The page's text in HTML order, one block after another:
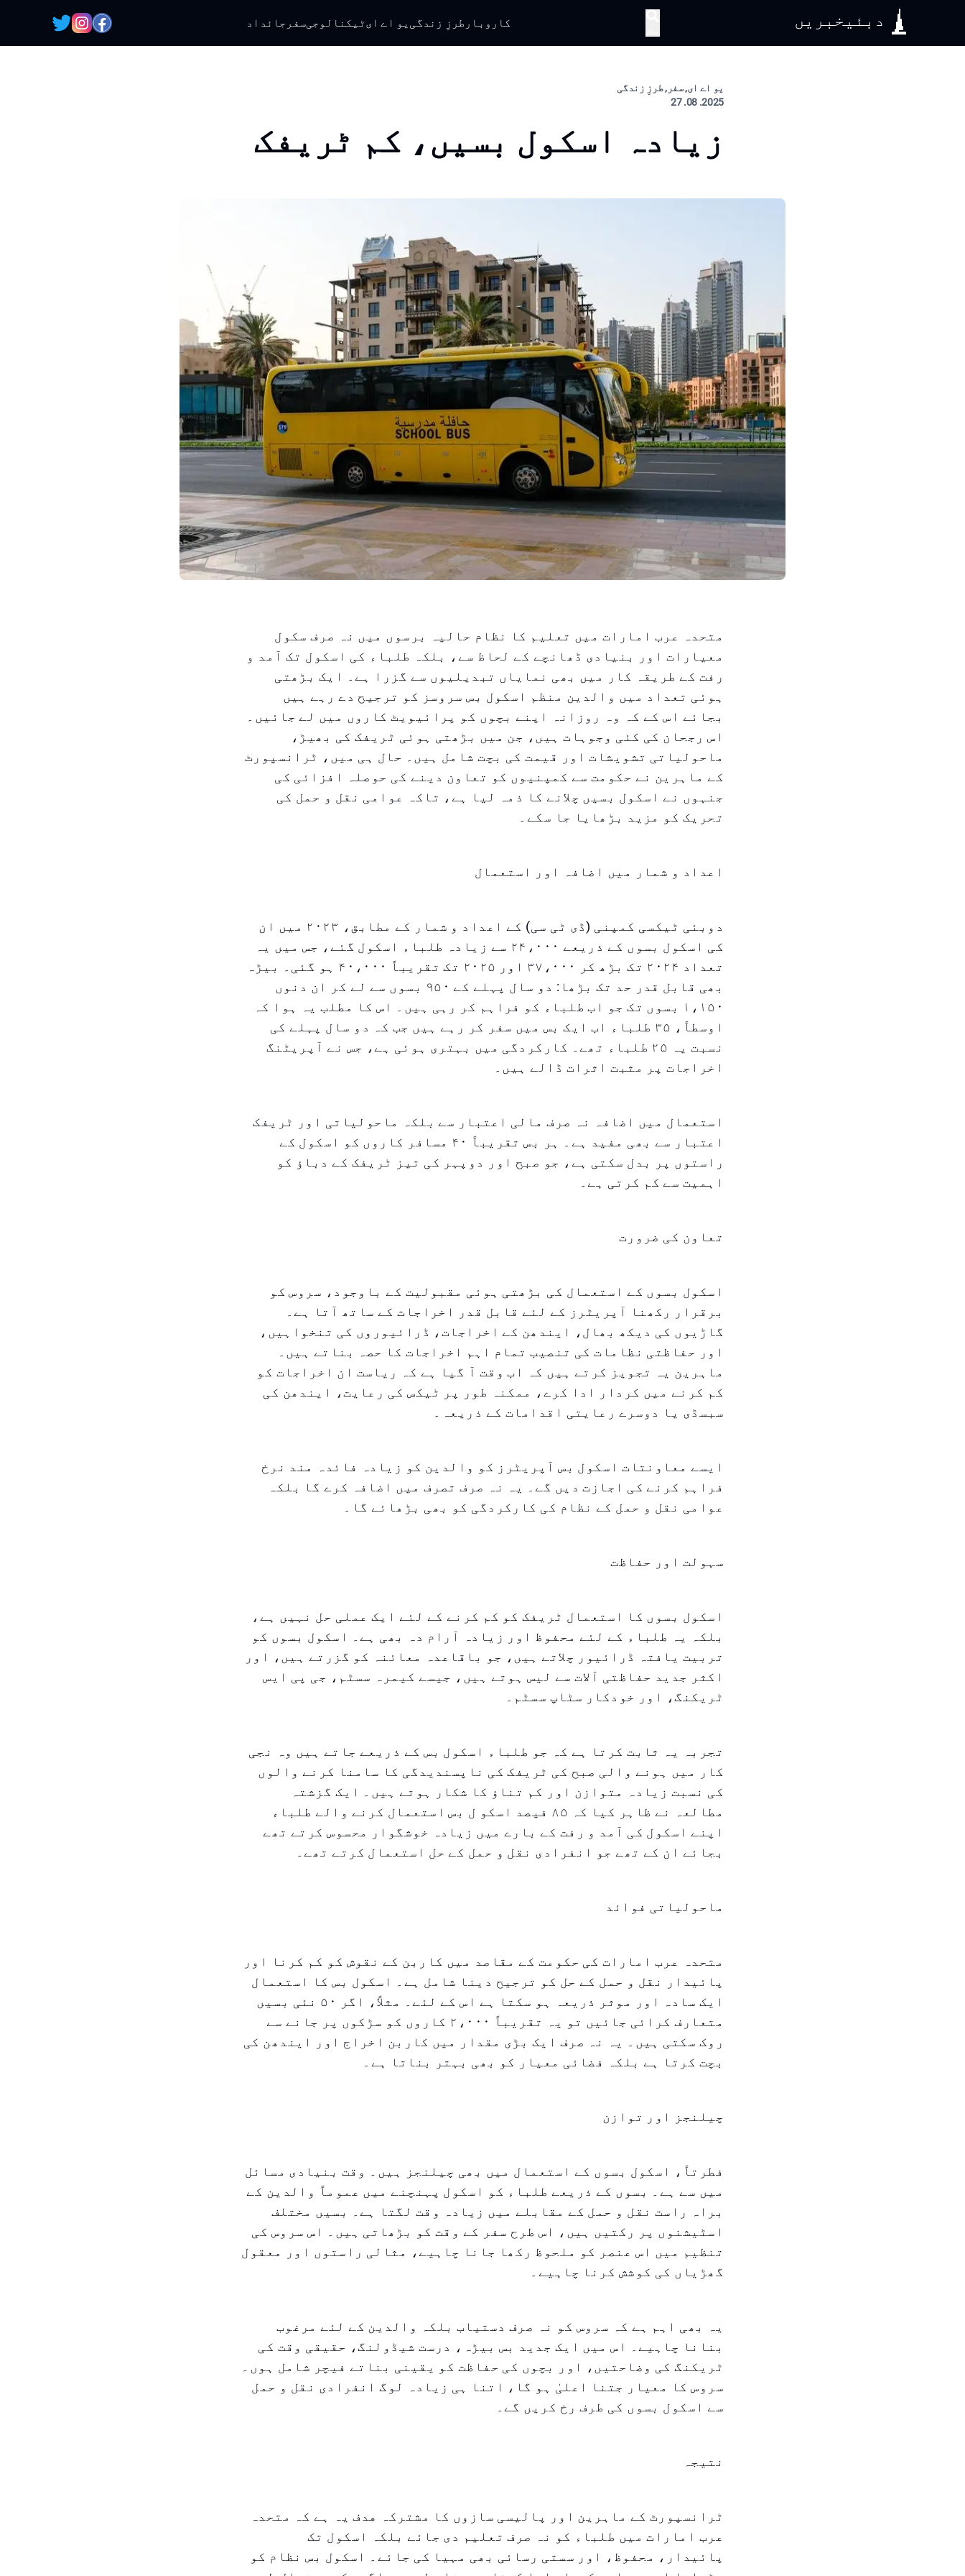
دبئیخبریں کاروبار طرزِ زندگی یو اے ایٹیکنالوجیسفر جائداد
یو اے ای, سفر, طرزِ زندگی
2025. 08. 27
زیادہ اسکول بسیں، کم ٹریفک
متحدہ عرب امارات میں تعلیم کا نظام حالیہ برسوں میں نہ صرف سکول
معیارات اور بنیادی ڈھانچے کے لحاظ سے، بلکہ طلباء کی اسکول تک آمد و
رفت کے طریقہ کار میں بھی نمایاں تبدیلیوں سے گزرا ہے۔ ایک بڑھتی
ہوئی تعداد میں والدین منظم اسکول بس سروسز کو ترجیح دے رہے ہیں
بجائے اس کے کہ وہ روزانہ اپنے بچوں کو پرائیویٹ کاروں میں لے جائیں۔
اس رجحان کی کئی وجوہات ہیں، جن میں بڑھتی ہوئی ٹریفک کی بھیڑ،
ماحولیاتی تشویشات اور قیمت کی بچت شامل ہیں۔ حال ہی میں، ٹرانسپورٹ
کے ماہرین نے حکومت سے کمپنیوں کو تعاون دینے کی حوصلہ افزائی کی
جنہوں نے اسکول بسیں چلانے کا ذمہ لیا ہے، تاکہ عوامی نقل و حمل کی
تحریک کو مزید بڑھایا جا سکے۔
اعداد و شمار میں اضافہ اور استعمال
دوبئی ٹیکسی کمپنی (ڈی ٹی سی) کے اعداد و شمار کے مطابق، ۲۰۲۳ میں ان
کی اسکول بسوں کے ذریعے ۲۴،۰۰۰ سے زیادہ طلباء اسکول گئے، جس میں یہ
تعداد ۲۰۲۴ تک بڑھ کر ۳۷،۰۰۰ اور ۲۰۲۵ تک تقریباً ۴۰،۰۰۰ ہو گئی۔ بیڑہ
بھی قابل قدر حد تک بڑھا: دو سال پہلے کے ۹۵۰ بسوں سے لے کر ان دنوں
۱،۱۵۰ بسوں تک جو اب طلباء کو فراہم کر رہی ہیں۔ اس کا مطلب یہ ہوا کہ
اوسطاً، ۳۵ طلباء اب ایک بس میں سفر کر رہے ہیں جب کہ دو سال پہلے کی
نسبت یہ ۲۵ طلباء تھے۔ کارکردگی میں بہتری ہوئی ہے، جس نے آپریٹنگ
اخراجات پر مثبت اثرات ڈالے ہیں۔
استعمال میں اضافہ نہ صرف مالی اعتبار سے بلکہ ماحولیاتی اور ٹریفک
اعتبار سے بھی مفید ہے۔ ہر بس تقریباً ۴۰ مسافر کاروں کو اسکول کے
راستوں پر بدل سکتی ہے، جو صبح اور دوپہر کی تیز ٹریفک کے دباؤ کو
اہمیت سے کم کرتی ہے۔
تعاون کی ضرورت
اسکول بسوں کے استعمال کی بڑھتی ہوئی مقبولیت کے باوجود، سروس کو
برقرار رکھنا آپریٹرز کے لئے قابل قدر اخراجات کے ساتھ آتا ہے۔
گاڑیوں کی دیکھ بھال، ایندھن کے اخراجات، ڈرائیوروں کی تنخواہیں،
اور حفاظتی نظامات کی تنصیب تمام اہم اخراجات کا حصہ بناتے ہیں۔
ماہرین یہ تجویز کرتے ہیں کہ اب وقت آ گیا ہے کہ ریاست ان اخراجات کو
کم کرنے میں کردار ادا کرے، ممکنہ طور پر ٹیکس کی رعایت، ایندھن کی
سبسڈی یا دوسرے رعایتی اقدامات کے ذریعہ۔
ایسے معاونتات اسکول بس آپریٹرز کو والدین کو زیادہ فائدہ مند نرخ
فراہم کرنے کی اجازت دیں گے۔ یہ نہ صرف تصرف میں اضافہ کرے گا بلکہ
عوامی نقل و حمل کے نظام کی کارکردگی کو بھی بڑھائے گا۔
سہولت اور حفاظت
اسکول بسوں کا استعمال ٹریفک کو کم کرنے کے لئے ایک عملی حل نہیں ہے،
بلکہ یہ طلباء کے لئے محفوظ اور زیادہ آرام دہ بھی ہے۔ اسکول بسوں کو
تربیت یافتہ ڈرائیور چلاتے ہیں، جو باقاعدہ معائنہ کو گزرتے ہیں، اور
اکثر جدید حفاظتی آلات سے لیس ہوتے ہیں، جیسے کیمرہ سسٹم، جی پی ایس
ٹریکنگ، اور خودکار سٹاپ سسٹم۔
تجربہ یہ ثابت کرتا ہے کہ جو طلباء اسکول بس کے ذریعے جاتے ہیں وہ نجی
کار میں ہونے والی صبح کی ٹریفک کی ناپسندیدگی کا سامنا کرنے والوں
کی نسبت زیادہ متوازن اور کم تناؤ کا شکار ہوتے ہیں۔ ایک گزشتہ
مطالعہ نے ظاہر کیا کہ ۸۵ فیصد اسکو ل بس استعمال کرنے والے طلباء
اپنے اسکول کی آمد و رفت کے بارے میں زیادہ خوشگوار محسوس کرتے تھے
بجائے ان کے تھے جو انفرادی نقل و حمل کے حل استعمال کرتے تھے۔
ماحولیاتی فوائد
متحدہ عرب امارات کی حکومت کے مقاصد میں کاربن کے نقوش کو کم کرنا اور
پائیدار نقل و حمل کے حل کو ترجیح دینا شامل ہے۔ اسکول بس کا استعمال
ایک سادہ اور موثر ذریعہ ہو سکتا ہے اس کے لئے۔ مثلاً، اگر ۵۰ نئی بسیں
متعارف کرائی جائیں تو یہ تقریباً ۲،۰۰۰ کاروں کو سڑکوں پر جانے سے
روک سکتی ہیں۔ یہ نہ صرف ایک بڑی مقدار میں کاربن اخراج اور ایندھن کی
بچت کرتا ہے بلکہ فضائی معیار کو بھی بہتر بناتا ہے۔
چیلنجز اور توازن
فطرتاً، اسکول بسوں کے استعمال میں بھی چیلنجز ہیں۔ وقت بنیادی مسائل
میں سے ہے۔ بسوں کے ذریعے طلباء کو اسکول پہنچنے میں عموماً والدین کے
براہ راست نقل و حمل کے مقابلے میں زیادہ وقت لگتا ہے۔ بسیں مختلف
اسٹیشنوں پر رکتیں ہیں، اس طرح سفر کے وقت کو بڑھاتی ہیں۔ اس سروس کی
تنظیم میں اس عنصر کو ملحوظ رکھا جانا چاہیے، مثالی راستوں اور معقول
گھڑیاں کی کوشش کرنا چاہیے۔
یہ بھی اہم ہے کہ سروس کو نہ صرف دستیاب بلکہ والدین کے لئے مرغوب
بنانا چاہیے۔ اس میں ایک جدید بس بیڑہ، درست شیڈولنگ، حقیقی وقت کی
ٹریکنگ کی وضاحتیں، اور بچوں کی حفاظت کو یقینی بناتے فیچر شامل ہوں۔
سروس کا معیار جتنا اعلیٰ ہو گا، اتنا ہی زیادہ لوگ انفرادی نقل و حمل
سے اسکول بسوں کی طرف رخ کریں گے۔
نتیجہ
ٹرانسپورٹ کے ماہرین اور پالیسی سازوں کا مشترکہ هدف یہ ہے کہ متحدہ
عرب امارات میں طلباء کو نہ صرف تعلیم دی جائے بلکہ اسکول تک
پائیدار، محفوظ، اور سستی رسائی بھی مہیا کی جائے۔ اسکول بس نظام کو